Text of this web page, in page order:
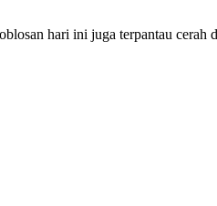
hari ini juga terpantau cerah